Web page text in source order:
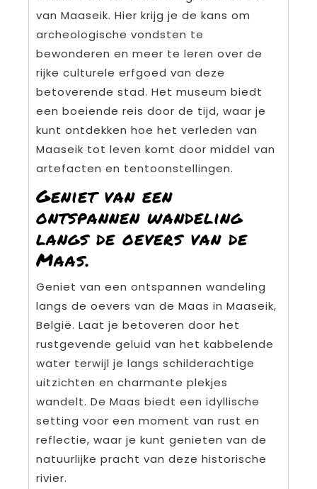
van Maaseik. Hier krijg je de kans om
archeologische vondsten te
bewonderen en meer te leren over de
rijke culturele erfgoed van deze
betoverende stad. Het museum biedt
een boeiende reis door de tijd, waar je
kunt ontdekken hoe het verleden van
Maaseik tot leven komt door middel van
artefacten en tentoonstellingen.
Geniet van een
ontspannen wandeling
langs de oevers van de
Maas.
Geniet van een ontspannen wandeling
langs de oevers van de Maas in Maaseik,
België. Laat je betoveren door het
rustgevende geluid van het kabbelende
water terwijl je langs schilderachtige
uitzichten en charmante plekjes
wandelt. De Maas biedt een idyllische
setting voor een moment van rust en
reflectie, waar je kunt genieten van de
natuurlijke pracht van deze historische
rivier.